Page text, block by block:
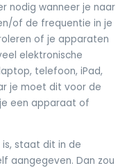
nodig wanneer je naar
of de frequentie in je
of je apparaten
elektronische
telefoon, iPad,
je moet dit voor de
een apparaat of
staat dit in de
aangegeven. Dan zou